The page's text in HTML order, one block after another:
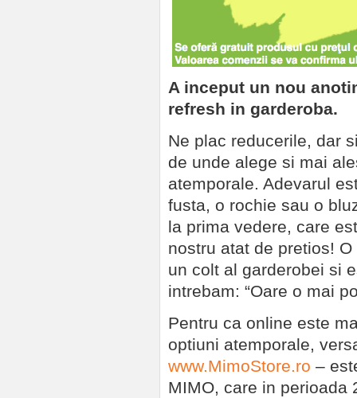
A inceput un nou
refresh in garderoba.
Ne plac reducerile, dar
de unde alege si mai
atemporale. Adevarul
fusta, o rochie sau o
la prima vedere, care
nostru atat de pretios!
un colt al garderobei si
intrebam: “Oare o mai
Pentru ca online este
optiuni atemporale,
www.MimoStore.ro –
MIMO, care in perioada